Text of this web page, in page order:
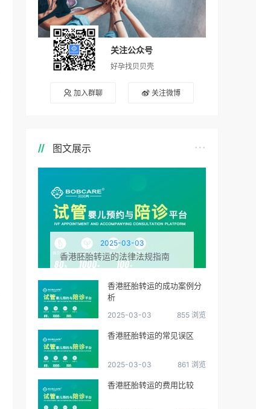
关注公众号
好孕找贝贝壳
加入群聊 关注微博
图文展示
2025-03-03
香港胚胎转运的法律法规指南
香港胚胎转运的成功案例分
析
2025-03-03 855 浏览
香港胚胎转运的常见误区
2025-03-03 861 浏览
香港胚胎转运的费用比较